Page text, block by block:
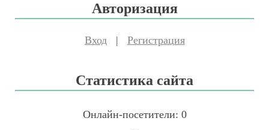
Авторизация
Вход| Регистрация
Статистика сайта
Онлайн-посетители: 0